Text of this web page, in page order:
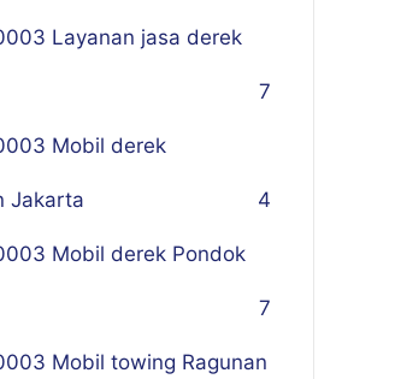
Layanan jasa derek
7
Mobil derek
Jakarta 4
Mobil derek Pondok
7
Mobil towing Ragunan